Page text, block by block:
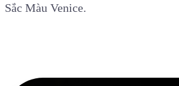
Sắc Màu Venice.